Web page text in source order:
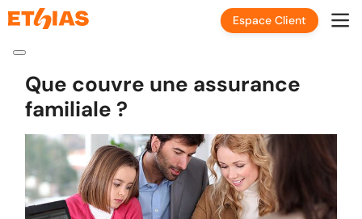
Espace Client
Que couvre une assurance
familiale ?